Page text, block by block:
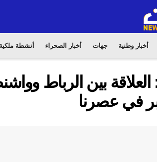
أخبار وطنية جهات أخبار الصحراء أنشطة ملكية
العلاقة بين الرباط
في عصرنا